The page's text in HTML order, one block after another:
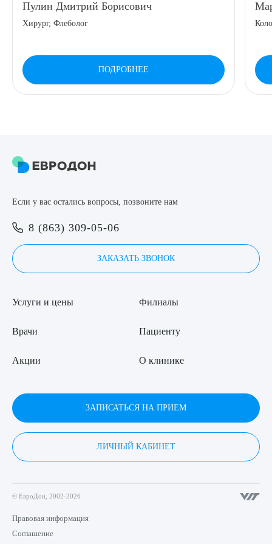
ЗАКАЗАТЬ ЗВОНОК
ЗАПИСЬ ОНЛАЙН
Пулин Дмитрий Борисович
Хирург, Флеболог
ПОДРОБНЕЕ
Если у вас остались вопросы, позвоните нам
8 (863) 309-05-06
ЗАКАЗАТЬ ЗВОНОК
Услуги и цены
Врачи
Акции
Филиалы
Пациенту
О клинике
ЗАПИСАТЬСЯ НА ПРИЕМ
ЛИЧНЫЙ КАБИНЕТ
© ЕвроДон, 2002-2026
Правовая информация
Соглашение
ОТПРАВИТЬ
Я даю согласие наобработку персональных данных